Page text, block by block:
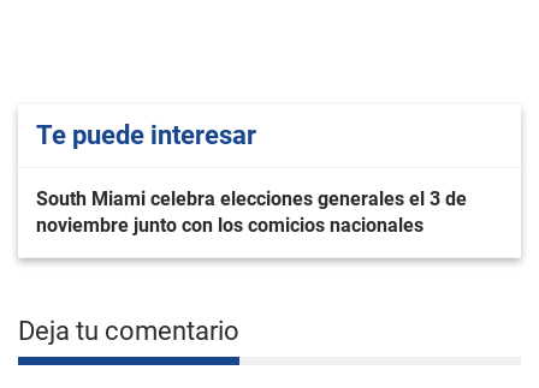
Te puede interesar
South Miami celebra elecciones generales el 3 de
noviembre junto con los comicios nacionales
Deja tu comentario